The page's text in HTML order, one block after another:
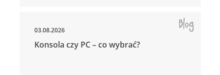
03.08.2026
Konsola czy PC – co wybrać?